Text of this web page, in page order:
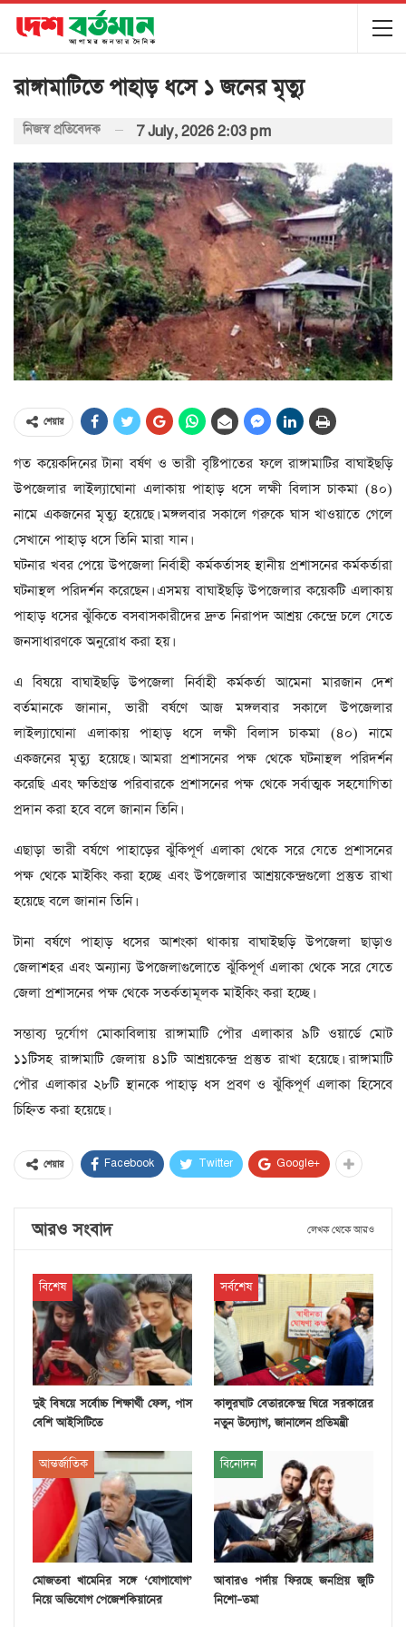
রাঙ্গামাটিতে পাহাড় ধসে ১ জনের মৃত্যু
নিজস্ব প্রতিবেদক 7 July, 2026 2:03 pm
শেয়ার
গত কয়েকদিনের টানা বর্ষণ ও ভারী বৃষ্টিপাতের ফলে রাঙ্গামাটির বাঘাইছড়ি
উপজেলার লাইল্যাঘোনা এলাকায় পাহাড় ধসে লক্ষী বিলাস চাকমা (৪০)
নামে একজনের মৃত্যু হয়েছে। মঙ্গলবার সকালে গরুকে ঘাস খাওয়াতে গেলে
সেখানে পাহাড় ধসে তিনি মারা যান।
ঘটনার খবর পেয়ে উপজেলা নির্বাহী কর্মকর্তাসহ স্থানীয় প্রশাসনের কর্মকর্তারা
ঘটনাস্থল পরিদর্শন করেছেন। এসময় বাঘাইছড়ি উপজেলার কয়েকটি এলাকায়
পাহাড় ধসের ঝুঁকিতে বসবাসকারীদের দ্রুত নিরাপদ আশ্রয় কেন্দ্রে চলে যেতে
জনসাধারণকে অনুরোধ করা হয়।
এ বিষয়ে বাঘাইছড়ি উপজেলা নির্বাহী কর্মকর্তা আমেনা মারজান দেশ
বর্তমানকে জানান, ভারী বর্ষণে আজ মঙ্গলবার সকালে উপজেলার
লাইল্যাঘোনা এলাকায় পাহাড় ধসে লক্ষী বিলাস চাকমা (৪০) নামে
একজনের মৃত্যু হয়েছে। আমরা প্রশাসনের পক্ষ থেকে ঘটনাস্থল পরিদর্শন
করেছি এবং ক্ষতিগ্রস্ত পরিবারকে প্রশাসনের পক্ষ থেকে সর্বাত্মক সহযোগিতা
প্রদান করা হবে বলে জানান তিনি।
এছাড়া ভারী বর্ষণে পাহাড়ের ঝুঁকিপূর্ণ এলাকা থেকে সরে যেতে প্রশাসনের
পক্ষ থেকে মাইকিং করা হচ্ছে এবং উপজেলার আশ্রয়কেন্দ্রগুলো প্রস্তুত রাখা
হয়েছে বলে জানান তিনি।
টানা বর্ষণে পাহাড় ধসের আশংকা থাকায় বাঘাইছড়ি উপজেলা ছাড়াও
জেলাশহর এবং অন্যান্য উপজেলাগুলোতে ঝুঁকিপূর্ণ এলাকা থেকে সরে যেতে
জেলা প্রশাসনের পক্ষ থেকে সতর্কতামূলক মাইকিং করা হচ্ছে।
সম্ভাব্য দুর্যোগ মোকাবিলায় রাঙ্গামাটি পৌর এলাকার ৯টি ওয়ার্ডে মোট
১১টিসহ রাঙ্গামাটি জেলায় ৪১টি আশ্রয়কেন্দ্র প্রস্তুত রাখা হয়েছে। রাঙ্গামাটি
পৌর এলাকার ২৮টি স্থানকে পাহাড় ধস প্রবণ ও ঝুঁকিপূর্ণ এলাকা হিসেবে
চিহ্নিত করা হয়েছে।
শেয়ার Facebook Twitter Google+
আরও সংবাদ লেখক থেকে আরও
বিশেষ
দুই বিষয়ে সর্বোচ্চ শিক্ষার্থী ফেল, পাস
বেশি আইসিটিতে
সর্বশেষ
কালুরঘাট বেতারকেন্দ্র ঘিরে সরকারের
নতুন উদ্যোগ, জানালেন প্রতিমন্ত্রী
আন্তর্জাতিক
মোজতবা খামেনির সঙ্গে ‘যোগাযোগ’
নিয়ে অভিযোগ পেজেশকিয়ানের
বিনোদন
আবারও পর্দায় ফিরছে জনপ্রিয় জুটি
নিশো–তমা